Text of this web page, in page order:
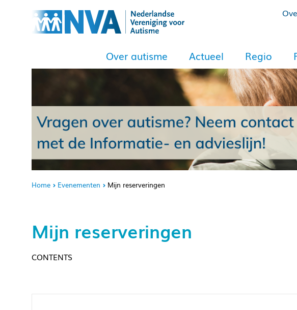
Over autisme Actueel Regio
Home Evenementen Mijn reserveringen
Mijn reserveringen
CONTENTS